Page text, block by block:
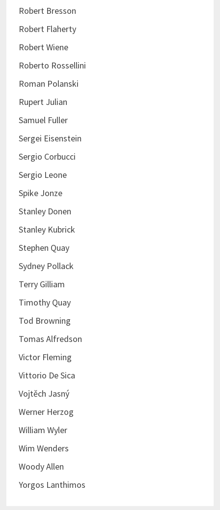
Robert Bresson
Robert Flaherty
Robert Wiene
Roberto Rossellini
Roman Polanski
Rupert Julian
Samuel Fuller
Sergei Eisenstein
Sergio Corbucci
Sergio Leone
Spike Jonze
Stanley Donen
Stanley Kubrick
Stephen Quay
Sydney Pollack
Terry Gilliam
Timothy Quay
Tod Browning
Tomas Alfredson
Victor Fleming
Vittorio De Sica
Vojtěch Jasný
Werner Herzog
William Wyler
Wim Wenders
Woody Allen
Yorgos Lanthimos